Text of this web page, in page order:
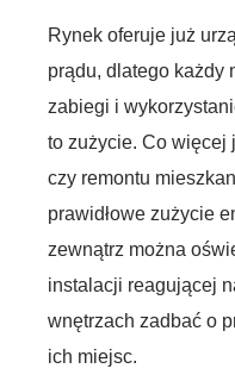
Rynek oferuje już
prądu, dlatego każdy
zabiegi i
to zużycie. Co więcej
czy remontu
prawidłowe zużycie
zewnątrz można
instalacji reagującej
wnętrzach zadbać o
ich miejsc.